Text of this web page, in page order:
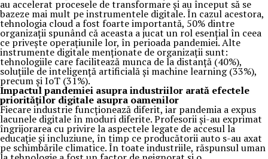
au accelerat procesele de transformare și au început să se
bazeze mai mult pe instrumentele digitale. În cazul acestora,
tehnologia cloud a fost foarte importantă, 50% dintre
organizații spunând că aceasta a jucat un rol esențial în ceea
ce privește operațiunile lor, în perioada pandemiei. Alte
instrumente digitale menționate de organizații sunt:
tehnologiile care facilitează munca de la distanță (40%),
soluțiile de inteligență artificială și machine learning (33%),
precum și IoT (31%).
Impactul pandemiei asupra industriilor arată efectele
priorităților digitale asupra oamenilor
Fiecare industrie funcționează diferit, iar pandemia a expus
lacunele digitale în moduri diferite. Profesorii și-au exprimat
îngrijorarea cu privire la aspectele legate de accesul la
educație și incluziune, în timp ce producătorii auto s-au axat
pe schimbările climatice. În toate industriile, răspunsul uman